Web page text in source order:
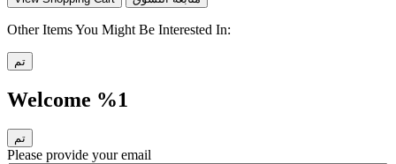
Other Items You Might Be Interested In:
تم
Welcome %1
تم
Please provide your email